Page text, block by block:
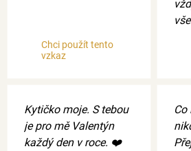
Chci použít tento
vzkaz
Kytičko moje. S tebou
je pro mě Valentýn
každý den v roce. ❤️